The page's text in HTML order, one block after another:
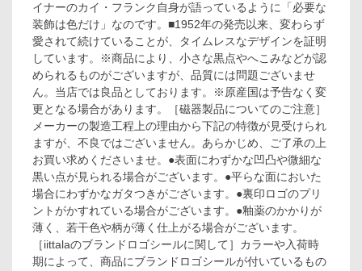
イナーのカイ・フランク自身が語っているように「必要な
装飾は色だけ」なのです。■1952年の発売以来、変わらず
愛されて続けていることが、タイムレスなデザインを証明
しています。※商品により、小さな黒点やへこみなどが認
められるものがございますが、品質には問題ございませ
ん。当店では良品としております。※原産国は予告なく変
更となる場合があります。［磁器製品についてのご注意］
メーカーの製造工程上の理由から下記の特徴が見受けられ
ますが、不良ではございません。あらかじめ、ご了承の上
お買い求めくださいませ。●表面にわずかな凹凸や微細な
黒い点が見られる場合がございます。●平らな面においた
場合にわずかなガタつきがございます。●裏印ロゴのプリ
ントがかすれている場合がございます。●釉薬のかかりが
薄く、若干色や柄が薄く仕上がる場合がございます。
［iittalaのブランドロゴシールに関して］カラーや入荷時
期によって、商品にブランドロゴシールが付いているもの